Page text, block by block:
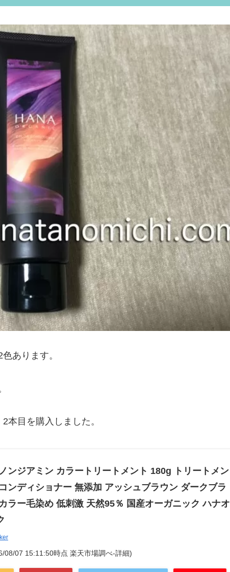
あります。
本目を購入しました。
ンジアミン カラートリートメント 180g トリートメン
ンディショナー 無添加 アッシュブラウン ダークブラ
ラー毛染め 低刺激 天然95％ 国産オーガニック ハナオ
08/07 15:11:50時点 楽天市場調べ-詳細)